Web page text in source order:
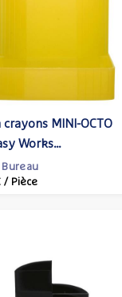
crayons MINI-OCTO
Works
translucide -
Bureau
/ Pièce